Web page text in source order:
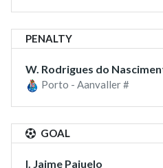
PENALTY
W. Rodrigues do
Porto - Aanvaller #
GOAL
I. Jaime Pajuelo